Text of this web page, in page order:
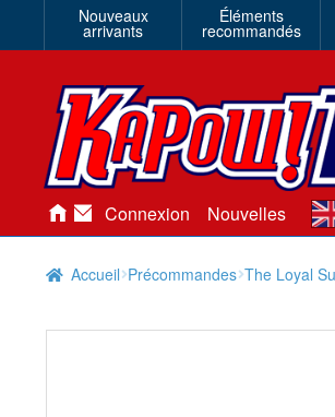
Nouveaux
arrivants
Éléments
recommandés
Connexion Nouvelles en
Accueil Précommandes The Loyal